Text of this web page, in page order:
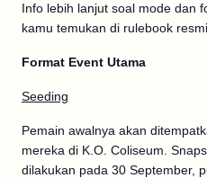
Info lebih lanjut soal mode dan
kamu temukan di rulebook resmi
Format Event Utama
Seeding
Pemain awalnya akan
mereka di K.O. Coliseum.
dilakukan pada 30 September,